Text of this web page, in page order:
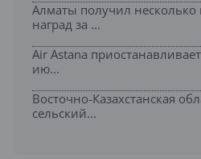
Алматы получил
наград за ...
Air Astana
ию...
Восточно-Казахстанская
сельский...